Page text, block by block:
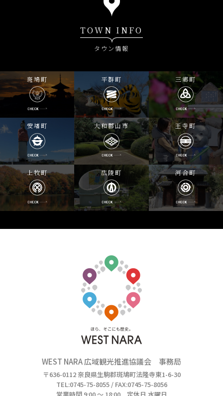
TOWN INFO
タウン情報
斑鳩町 平群町 三郷町
安堵町 大和郡山市 王寺町
上牧町 広陵町 河合町
WEST NARA 広域観光推進協議会 事務局
〒636-0112 奈良県生駒郡斑鳩町法隆寺東1-6-30
TEL:0745-75-8055 / FAX:0745-75-8056
営業時間 9:00 ～ 18:00 定休日 水曜日